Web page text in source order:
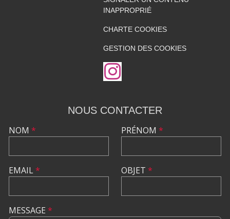
INAPPROPRIÉ
CHARTE COOKIES
GESTION DES COOKIES
NOUS CONTACTER
NOM *
EMAIL*
PRÉNOM *
OBJET *
MESSAGE *